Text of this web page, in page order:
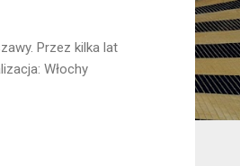
Przez kilka lat
Włochy